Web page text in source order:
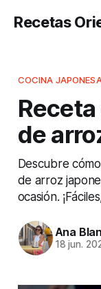
Recetas
COCINA
de
Descubre
de arroz
ocasión.
Ana
18 jun.